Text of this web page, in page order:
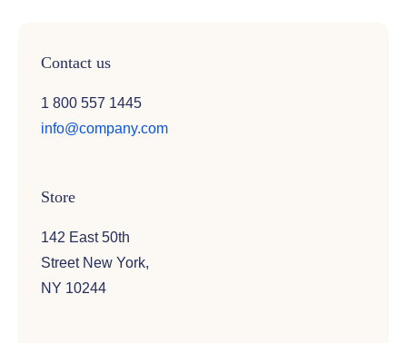
Contact us
1 800 557 1445
info@company.com
Store
142 East 50th
Street New York,
NY 10244